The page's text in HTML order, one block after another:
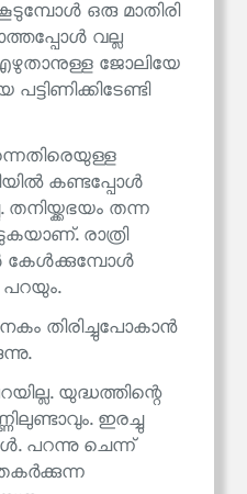
ഒരു മാതിരി
വല്ല
ജോലിയേ
കണ്ടപ്പോൾ
തന്ന
രാത്രി
കേൾക്കുമ്പോൾ
തിരിച്ചുപോകാൻ
യുദ്ധത്തിന്റെ
ഇരച്ചു
പറന്നു ചെന്ന്